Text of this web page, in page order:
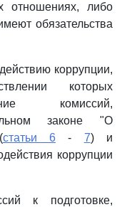
отношениях, либо
обязательства
коррупции,
которых
комиссий,
законе "О
статьи 6 - 7) и
коррупции
к подготовке,